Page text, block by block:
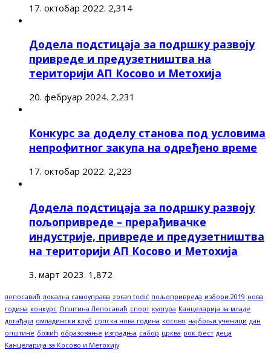
17. октобар 2022. 2,314
Додела подстицаја за подршку развоју
привреде и предузетништва на
територији АП Косово и Метохија
20. фебруар 2024. 2,231
Конкурс за доделу станова под условима
непрофитног закупа на одређено време
17. октобар 2022. 2,223
Додела подстицаја за подршку развоју
пољопривреде – прерађивачке
индустрије, привреде и предузетништва
на територији АП Косово и Метохија
3. март 2023. 1,872
лепосавић локална самоуправа zoran todić пољопривреда избори 2019 нова
година конкурс Општина Лепосавић спорт култура Канцеларија за младе
догађаји омладински клуб српска нова година косово најбољи ученици дан
општине божић образовање изградња сабор црква рок фест деца
Канцеларија за Косово и Метохију